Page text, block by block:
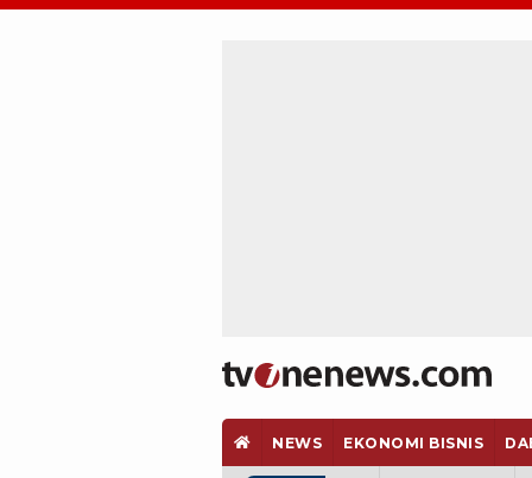
NEWS EKONOMI BISNIS